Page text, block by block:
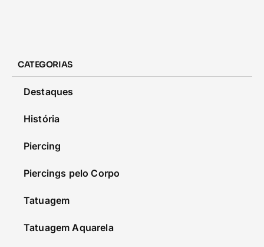
CATEGORIAS
Destaques
História
Piercing
Piercings pelo Corpo
Tatuagem
Tatuagem Aquarela